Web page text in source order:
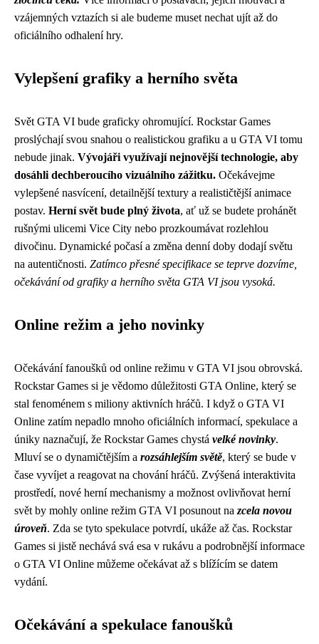
vzájemných vztazích si ale budeme muset nechat ujít až do
oficiálního odhalení hry.
Vylepšení grafiky a herního světa
Svět GTA VI bude graficky ohromující. Rockstar Games
proslýchají svou snahou o realistickou grafiku a u GTA VI tomu
nebude jinak. Vývojáři využívají nejnovější technologie, aby
dosáhli dechberoucího vizuálního zážitku. Očekávejme
vylepšené nasvícení, detailnější textury a realističtější animace
postav. Herní svět bude plný života, ať už se budete prohánět
rušnými ulicemi Vice City nebo prozkoumávat rozlehlou
divočinu. Dynamické počasí a změna denní doby dodají světu
na autentičnosti. Zatímco přesné specifikace se teprve dozvíme,
očekávání od grafiky a herního světa GTA VI jsou vysoká.
Online režim a jeho novinky
Očekávání fanoušků od online režimu v GTA VI jsou obrovská.
Rockstar Games si je vědomo důležitosti GTA Online, který se
stal fenoménem s miliony aktivních hráčů. I když o GTA VI
Online zatím nepadlo mnoho oficiálních informací, spekulace a
úniky naznačují, že Rockstar Games chystá velké novinky.
Mluví se o dynamičtějším a rozsáhlejším světě, který se bude v
čase vyvíjet a reagovat na chování hráčů. Zvýšená interaktivita
prostředí, nové herní mechanismy a možnost ovlivňovat herní
svět by mohly online režim GTA VI posunout na zcela novou
úroveň. Zda se tyto spekulace potvrdí, ukáže až čas. Rockstar
Games si jistě nechává svá esa v rukávu a podrobnější informace
o GTA VI Online můžeme očekávat až s blížícím se datem
vydání.
Očekávání a spekulace fanoušků